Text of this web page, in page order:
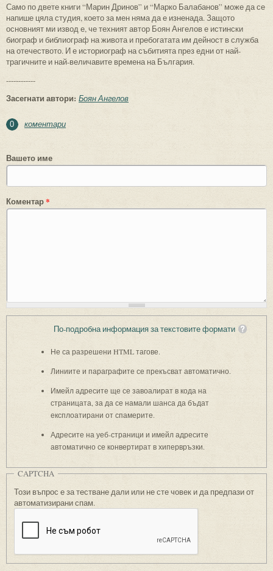
Само по двете книги “Марин Дринов” и “Марко Балабанов” може да се
напише цяла студия, което за мен няма да е изненада. Защото
основният ми извод е, че техният автор Боян Ангелов е истински
биограф и библиограф на живота и пребогатата им дейност в служба
на отечеството. И е историограф на събитията през едни от най-
трагичните и най-величавите времена на България.
------------
Засегнати автори: Боян Ангелов
0 коментари
Вашето име
Коментар*
По-подробна информация за текстовите формати
Не са разрешени HTML тагове.
Линиите и параграфите се прекъсват автоматично.
Имейл адресите ще се завоалират в кода на
страницата, за да се намали шанса да бъдат
експлоатирани от спамерите.
Адресите на уеб-страници и имейл адресите
автоматично се конвертират в хипервръзки.
CAPTCHA
Този въпрос е за тестване дали или не сте човек и да предпази от
автоматизирани спам.